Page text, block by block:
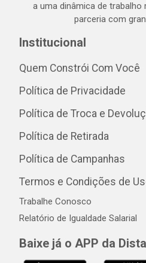
a uma dinâmica de trabalho
parceria com
Institucional
Quem Constrói Com Você
Política de Privacidade
Política de Troca e
Política de Retirada
Política de Campanhas
Termos e Condições de
Trabalhe Conosco
Relatório de Igualdade Salarial
Baixe já o APP da